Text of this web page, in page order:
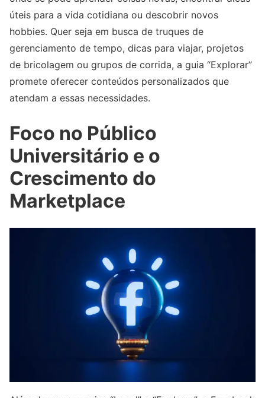
úteis para a vida cotidiana ou descobrir novos
hobbies. Quer seja em busca de truques de
gerenciamento de tempo, dicas para viajar, projetos
de bricolagem ou grupos de corrida, a guia “Explorar”
promete oferecer conteúdos personalizados que
atendam a essas necessidades.
Foco no Público
Universitário e o
Crescimento do
Marketplace